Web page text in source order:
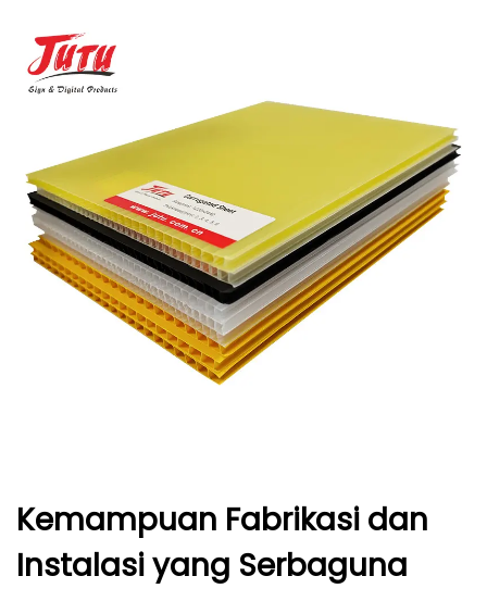
Kemampuan Fabrikasi dan
Instalasi yang Serbaguna